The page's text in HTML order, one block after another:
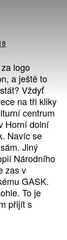
logo
a ještě to
Vždyť
na tři kliky
centrum
Horní dolní
Navíc se
Jiný
Národního
zas v
GASK.
To je
přijít s